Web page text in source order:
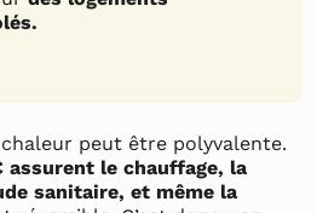
peut être polyvalente.
assurent le chauffage, la
sanitaire, et même la